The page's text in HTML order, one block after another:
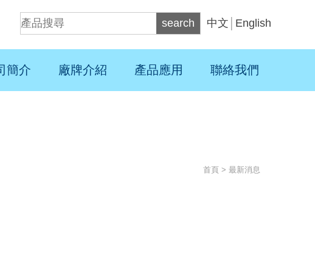
search 中文 English
簡介 廠牌介紹 產品應用 聯絡我們
首頁 > 最新消息